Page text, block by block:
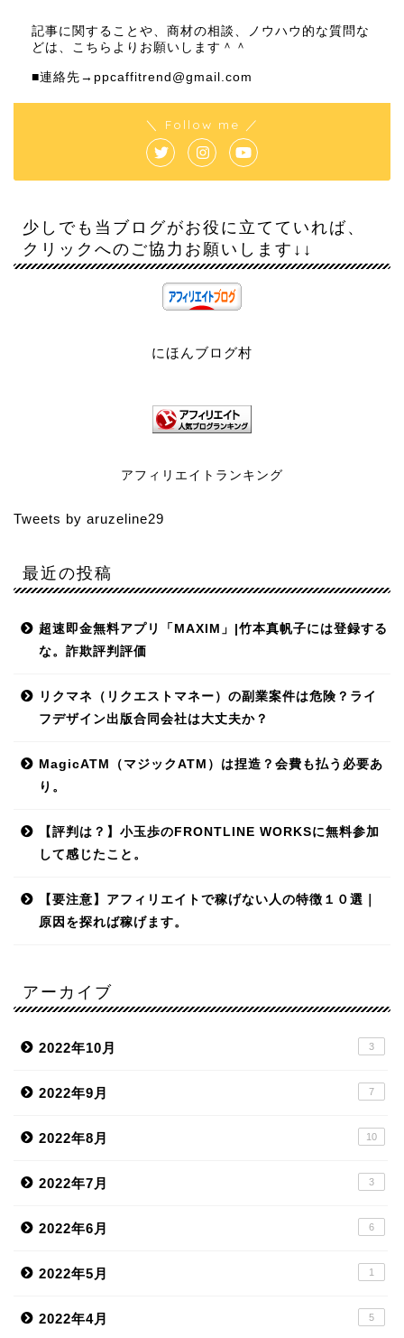
記事に関することや、商材の相談、ノウハウ的な質問な
どは、こちらよりお願いします＾＾
■連絡先→ ppcaffitrend@gmail.com
＼ Follow me ／
少しでも当ブログがお役に立てていれば、
クリックへのご協力お願いします↓↓
にほんブログ村
アフィリエイトランキング
Tweets by aruzeline29
最近の投稿
超速即金無料アプリ「MAXIM」|竹本真帆子には登録する
な。詐欺評判評価
リクマネ（リクエストマネー）の副業案件は危険？ライ
フデザイン出版合同会社は大丈夫か？
MagicATM（マジックATM）は捏造？会費も払う必要あ
り。
【評判は？】小玉歩のFRONTLINE WORKSに無料参加
して感じたこと。
【要注意】アフィリエイトで稼げない人の特徴１０選｜
原因を探れば稼げます。
アーカイブ
2022年10月 3
2022年9月 7
2022年8月 10
2022年7月 3
2022年6月 6
2022年5月 1
2022年4月 5